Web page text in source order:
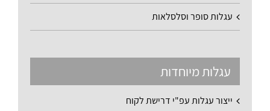
עגלות סופר וסלסלאות
עגלות מיוחדות
ייצור עגלות עפ"י דרישת לקוח